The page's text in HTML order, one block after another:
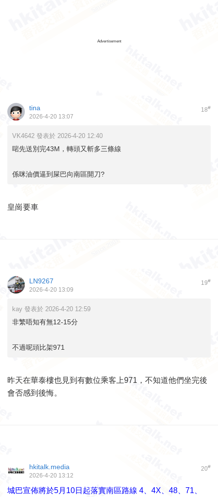
Advertisement
18#
tina
2026-4-20 13:07
VK4642 發表於 2026-4-20 12:40
啱先送別完43M，轉頭又斬多三條線
係咪油價逼到屎巴向南區開刀?
皇崗要車
19#
LN9267
2026-4-20 13:09
kay 發表於 2026-4-20 12:59
非繁唔知有無12-15分
不過呢頭比架971
昨天在華泰樓也見到有數位乘客上971，不知道他們坐完後
會否感到後悔。
20#
hkitalk.media
2026-4-20 13:12
城巴宣佈將於5月10日起落實南區路線 4、4X、48、71、